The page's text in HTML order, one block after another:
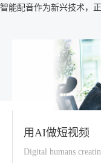
智能配音作为新兴技术，
用AI做短视频
Digital humans